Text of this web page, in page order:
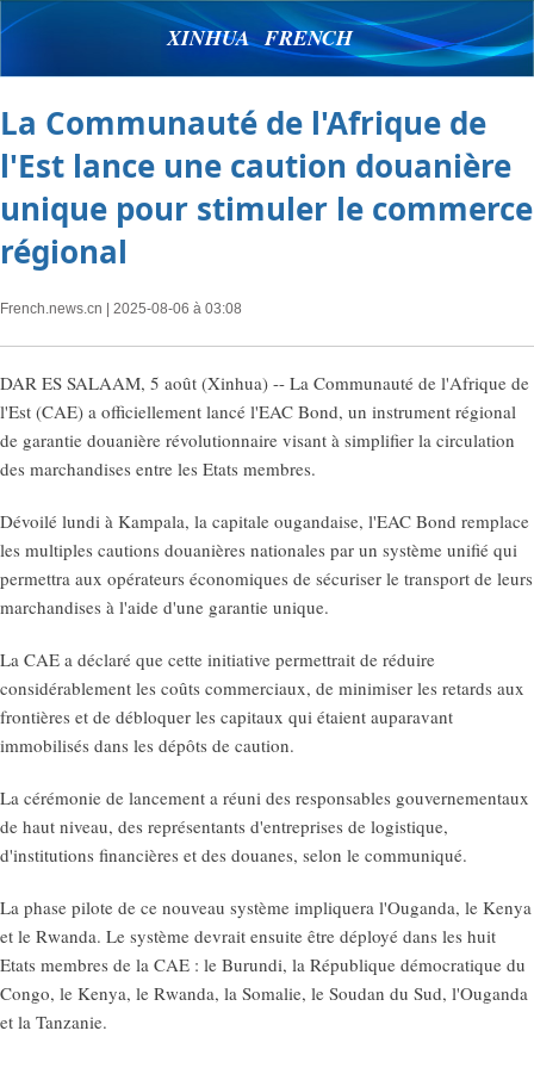
XINHUA FRENCH
La Communauté de l'Afrique de
l'Est lance une caution douanière
unique pour stimuler le commerce
régional
French.news.cn | 2025-08-06 à 03:08
DAR ES SALAAM, 5 août (Xinhua) -- La Communauté de l'Afrique de
l'Est (CAE) a officiellement lancé l'EAC Bond, un instrument régional
de garantie douanière révolutionnaire visant à simplifier la circulation
des marchandises entre les Etats membres.
Dévoilé lundi à Kampala, la capitale ougandaise, l'EAC Bond remplace
les multiples cautions douanières nationales par un système unifié qui
permettra aux opérateurs économiques de sécuriser le transport de leurs
marchandises à l'aide d'une garantie unique.
La CAE a déclaré que cette initiative permettrait de réduire
considérablement les coûts commerciaux, de minimiser les retards aux
frontières et de débloquer les capitaux qui étaient auparavant
immobilisés dans les dépôts de caution.
La cérémonie de lancement a réuni des responsables gouvernementaux
de haut niveau, des représentants d'entreprises de logistique,
d'institutions financières et des douanes, selon le communiqué.
La phase pilote de ce nouveau système impliquera l'Ouganda, le Kenya
et le Rwanda. Le système devrait ensuite être déployé dans les huit
Etats membres de la CAE : le Burundi, la République démocratique du
Congo, le Kenya, le Rwanda, la Somalie, le Soudan du Sud, l'Ouganda
et la Tanzanie.